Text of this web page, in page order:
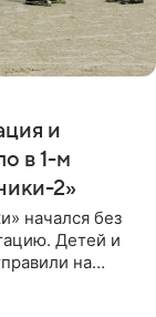
и
в 1-м
2»
начался без
Детей и
на